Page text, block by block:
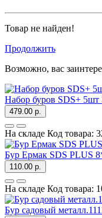
Товар не найден!
Продолжить
Возможно, вас
Набор буров SDS+ 5шт
479.00 р.
На складе Код товара:
Бур Ермак SDS PLUS
110.00 р.
На складе Код товара:
Бур садовый